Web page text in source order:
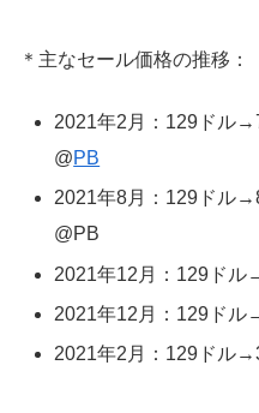
＊主なセール価格の推移：
2021年2月：129ドル
@PB
2021年8月：129ドル
@PB
2021年12月：129ドル
2021年12月：129ド
2021年2月：129ドル